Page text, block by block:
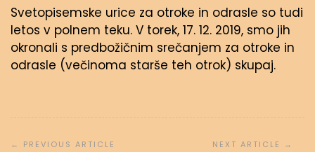
Svetopisemske urice za otroke in odrasle so tudi
letos v polnem teku. V torek, 17. 12. 2019, smo jih
okronali s predbožičnim srečanjem za otroke in
odrasle (večinoma starše teh otrok) skupaj.
prispevka